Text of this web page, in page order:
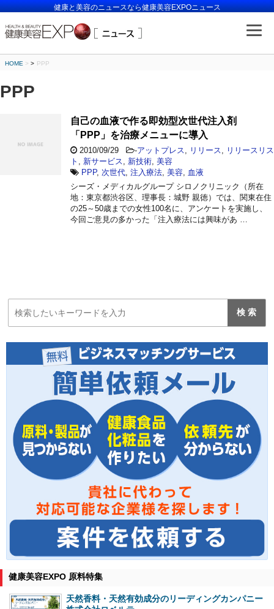
健康と美容のニュースなら健康美容EXPOニュース
HOME > PPP
PPP
自己の血液で作る即効型次世代注入剤
「PPP」を治療メニューに導入
2010/09/29 -アットプレス リリース
リリースリス
ト
新サービス 新技術 美容
PPP, 次世代 注入療法 美容 血液
シーズ・メディカルグループ シロノクリニック（所在
地：東京都渋谷区、理事長：城野 親徳）では、関東在住
の25～50歳までの女性100名に、アンケートを実施し、
今回ご意見の多かった「注入療法には興味があ …
健康美容EXPO 原料特集
天然香料・天然有効成分のリーディングカンパニー